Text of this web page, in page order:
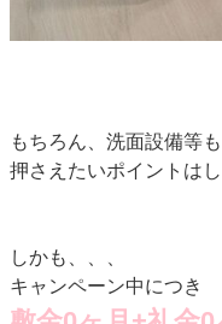
もちろん、洗面設備等
押さえたいポイントは
しかも、、、
キャンペーン中につき